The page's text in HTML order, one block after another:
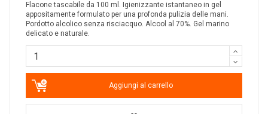
Flacone tascabile da 100 ml. Igienizzante istantaneo in gel
appositamente formulato per una profonda pulizia delle mani.
Pordotto alcolico senza risciacquo. Alcool al 70%. Gel marino
delicato e naturale.
Aggiungi al carrello